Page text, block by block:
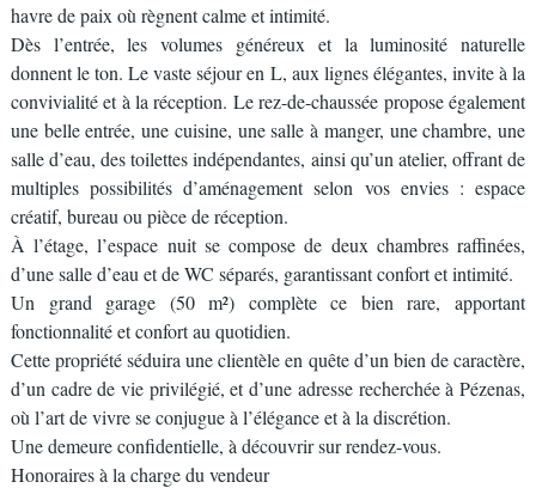
havre de paix où règnent calme et intimité.
Dès l’entrée, les volumes généreux et la luminosité naturelle
donnent le ton. Le vaste séjour en L, aux lignes élégantes, invite à la
convivialité et à la réception. Le rez-de-chaussée propose également
une belle entrée, une cuisine, une salle à manger, une chambre, une
salle d’eau, des toilettes indépendantes, ainsi qu’un atelier, offrant de
multiples possibilités d’aménagement selon vos envies : espace
créatif, bureau ou pièce de réception.
À l’étage, l’espace nuit se compose de deux chambres raffinées,
d’une salle d’eau et de WC séparés, garantissant confort et intimité.
Un grand garage (50 m²) complète ce bien rare, apportant
fonctionnalité et confort au quotidien.
Cette propriété séduira une clientèle en quête d’un bien de caractère,
d’un cadre de vie privilégié, et d’une adresse recherchée à Pézenas,
où l’art de vivre se conjugue à l’élégance et à la discrétion.
Une demeure confidentielle, à découvrir sur rendez-vous.
Honoraires à la charge du vendeur